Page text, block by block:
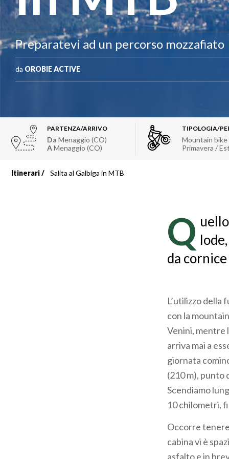
Preparatevi ad un percorso mozzafiato
da OROBIE ACTIVE
PARTENZA/ARRIVO
Da Menaggio (CO)
AMenaggio (CO)
TIPOLOGIA/
Mountain bike
Primavera /
Itinerari Salita al Galbiga in MTB
Q
da
L’utilizzo della
con la
Venini, mentre
arriva mai a
giornata
(210 m), punto
Scendiamo
10 chilometri,
Occorre
cabina vi è
asfalto e in